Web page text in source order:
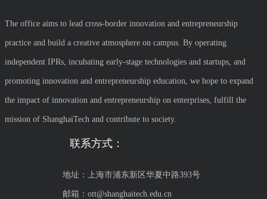
The office aims to lead cross-border innovation and entrepreneurship
practice and build a creative atmosphere on campus. By operating
independent IPRs, incubating early-stage technologies and startups, and
promoting innovation and entrepreneurship education, we hope to expand
the impact of innovation and entrepreneurship on enterprises, fulfill the
mission of ShanghaiTech and contribute to society.
联系方式：
地址：上海市浦东新区华夏中路393号
邮箱：ott@shanghaitech.edu.cn